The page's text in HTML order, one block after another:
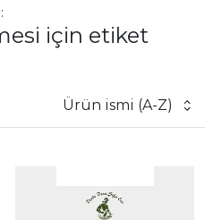
için etiket
Ürün ismi (A-Z)